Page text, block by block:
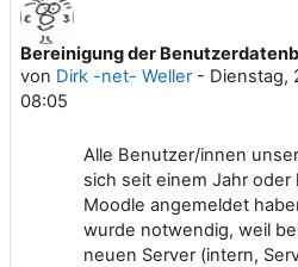
Bereinigung der
von Dirk -net- Weller- Dienstag,
08:05
Anzahl Antworten: 0
Alle Benutzer/innen
sich seit einem Jahr oder
Moodle angemeldet
wurde notwendig, weil
neuen Server (intern,